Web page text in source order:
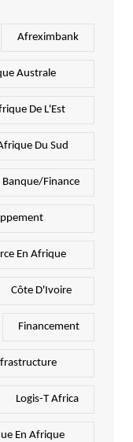
Afreximbank
Australe
De L'Est
Du Sud
Banque/Finance
En Afrique
Côte D'Ivoire
Financement
Logis-T Africa
En Afrique